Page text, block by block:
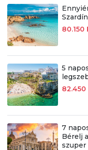
80.150
5
82.450
7
Bérelj
szuper